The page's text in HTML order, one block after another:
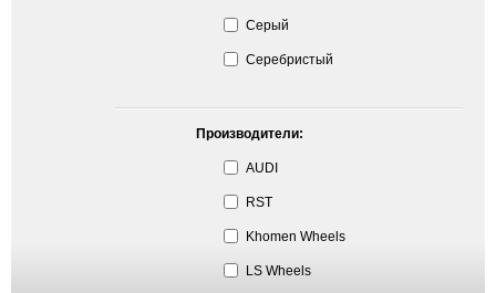
Серый
Серебристый
Производители:
AUDI
RST
Khomen Wheels
LS Wheels